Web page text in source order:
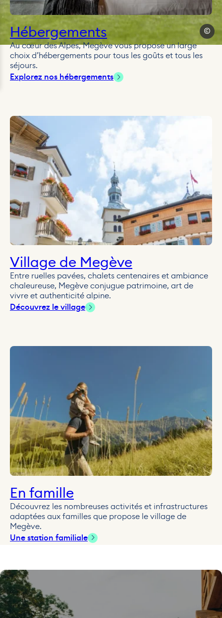
Hébergements
Au cœur des Alpes, Megève vous propose un large
choix d’hébergements pour tous les goûts et tous les
séjours.
Explorez nos hébergements
Village de Megève
Entre ruelles pavées, chalets centenaires et ambiance
chaleureuse, Megève conjugue patrimoine, art de
vivre et authenticité alpine.
Découvrez le village
En famille
Découvrez les nombreuses activités et infrastructures
adaptées aux familles que propose le village de
Megève.
Une station familiale